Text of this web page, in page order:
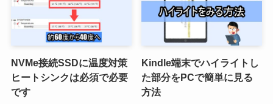
NVMe接続SSDに温度対策
ヒートシンクは必須で必要
です
Kindle端末でハイライトし
た部分をPCで簡単に見る
方法